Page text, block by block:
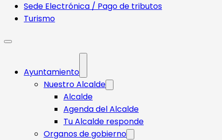
Sede Electrónica / Pago de tributos
Turismo
Ayuntamiento
Nuestro Alcalde
Alcalde
Agenda del Alcalde
Tu Alcalde responde​
Organos de gobierno